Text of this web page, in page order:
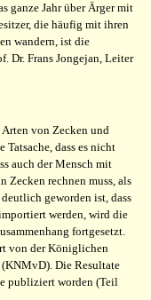
ganze Jahr über Ärger mit
die häufig mit ihren
wandern, ist die
Dr. Frans Jongejan, Leiter
von Zecken und
Tatsache, dass es nicht
auch der Mensch mit
Zecken rechnen muss, als
geworden ist, dass
werden, wird die
fortgesetzt.
von der Königlichen
Die Resultate
publiziert worden (Teil